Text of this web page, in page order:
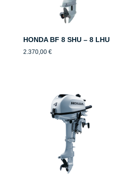
HONDA BF 8 SHU – 8 LHU
2.370,00 €